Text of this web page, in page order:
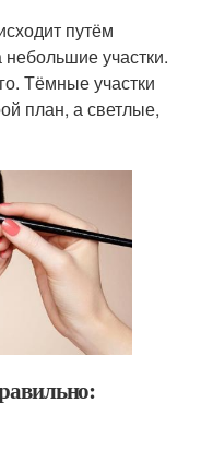
путём
участки.
Тёмные участки
план, а светлые,